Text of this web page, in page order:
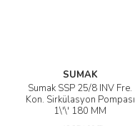
SUMAK
Sumak SSP 25/8 INV Fre.
Kon. Sirkülasyon Pompası
1\'\' 180 MM